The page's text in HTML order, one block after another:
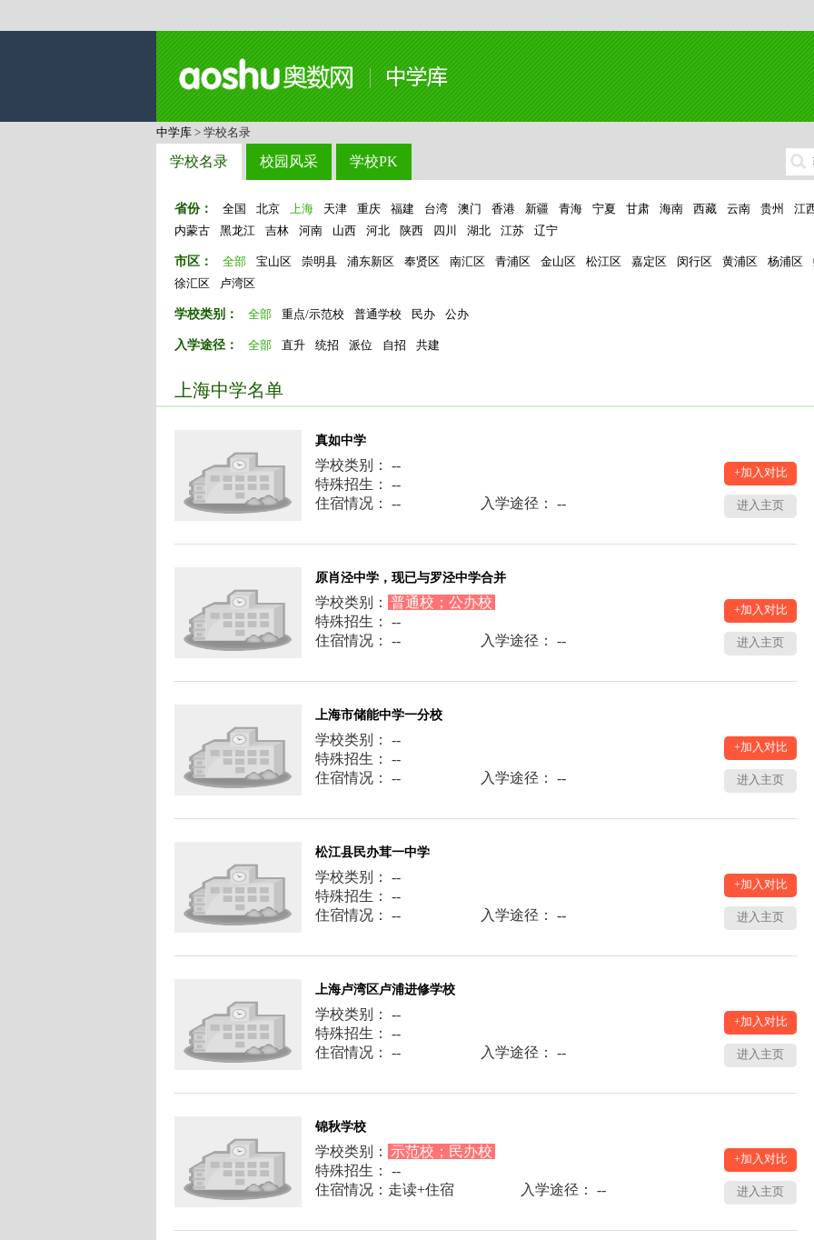
中学库 > 学校名录
学校名录 校园风采 学校PK
省份： 全国 北京 上海 天津 重庆 福建 台湾 澳门 香港 新疆 青海 宁夏 甘肃 海南 西藏 云南 贵州
江
内蒙古
黑龙江 吉林 河南 山西 河北 陕西 四川 湖北 江苏 辽宁
市区： 全部 宝山区 崇明县 浦东新区 奉贤区 南汇区 青浦区 金山区 松江区 嘉定区 闵行区 黄浦区 杨浦区
徐汇区
卢湾区
学校类别： 全部 重点/示范校 普通学校 民办 公办
入学途径： 全部 直升 统招 派位 自招 共建
上海中学名单
真如中学
学校类别： --
特殊招生： --
住宿情况： --
入学途径： --
+加入对比
进入主页
原肖泾中学，现已与罗泾中学合并
学校类别： 普通校；公办校
特殊招生： --
住宿情况： --
入学途径： --
+加入对比
进入主页
上海市储能中学一分校
学校类别： --
特殊招生： --
住宿情况： --
入学途径： --
+加入对比
进入主页
松江县民办茸一中学
学校类别： --
特殊招生： --
住宿情况： --
入学途径： --
+加入对比
进入主页
上海卢湾区卢浦进修学校
学校类别： --
特殊招生： --
住宿情况： --
入学途径： --
+加入对比
进入主页
锦秋学校
学校类别：
示范校；民办校
特殊招生： --
住宿情况：走读+住宿
入学途径： --
+加入对比
进入主页